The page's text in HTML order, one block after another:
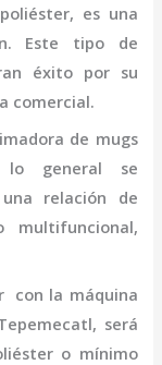
es una
Este tipo de
éxito por su
comercial.
de mugs
lo general se
relación de
multifuncional,
con la máquina
será
o mínimo